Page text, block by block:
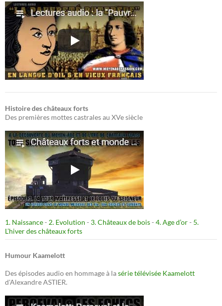
Histoire des châteaux forts
Des premières mottes castrales au XVe siècle
1. Naissance- 2. Evolution - 3. Châteaux de bois- 4. Age d’or- 5.
L’hiver des châteaux forts
Humour Kaamelott
Des épisodes audio en hommage à lasérie télévisée Kaamelott
d'Alexandre ASTIER.